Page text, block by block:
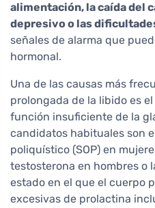
alimentación, la caída del
depresivo o las
señales de alarma que
hormonal.
Una de las causas más
prolongada de la libido es el
función insuficiente de la
candidatos habituales son
poliquístico (SOP) en
testosterona en hombres o
estado en el que el cuerpo
excesivas de prolactina